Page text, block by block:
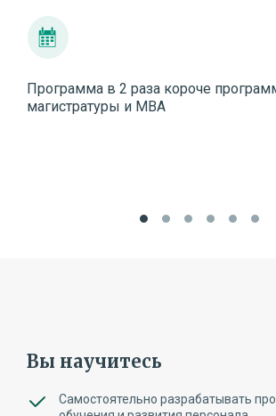
Программа в 2 раза короче
магистратуры и МВА
Вы научитесь
Самостоятельно разрабатывать